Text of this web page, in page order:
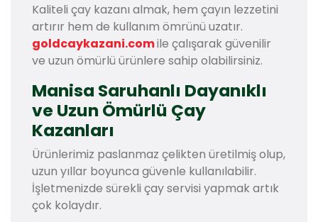
Kaliteli çay kazanı almak, hem çayın lezzetini
artırır hem de kullanım ömrünü uzatır.
goldcaykazani.comile çalışarak güvenilir
ve uzun ömürlü ürünlere sahip olabilirsiniz.
Manisa Saruhanlı Dayanıklı
ve Uzun Ömürlü Çay
Kazanları
Ürünlerimiz paslanmaz çelikten üretilmiş olup,
uzun yıllar boyunca güvenle kullanılabilir.
İşletmenizde sürekli çay servisi yapmak artık
çok kolaydır.